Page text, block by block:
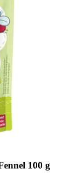
100 g